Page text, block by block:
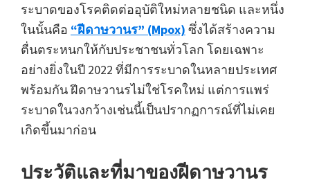
ระบาดของโรคติดต่ออุบัติใหม่หลายชนิด และหนึ่ง
ในนั้นคือ “ฝีดาษวานร” (Mpox) ซึ่งได้สร้างความ
ตื่นตระหนกให้กับประชาชนทั่วโลก โดยเฉพาะ
อย่างยิ่งในปี 2022 ที่มีการระบาดในหลายประเทศ
พร้อมกัน ฝีดาษวานรไม่ใช่โรคใหม่ แต่การแพร่
ระบาดในวงกว้างเช่นนี้เป็นปรากฏการณ์ที่ไม่เคย
เกิดขึ้นมาก่อน
ประวัติและที่มาของฝีดาษวานร